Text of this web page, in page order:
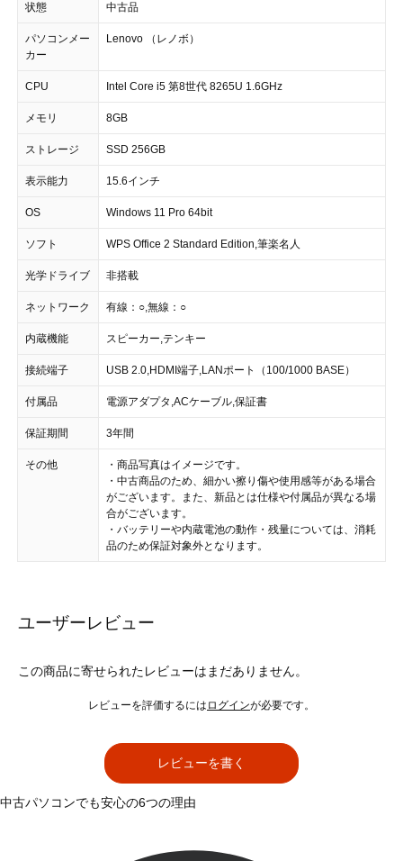
状態 中古品
パソコンメー
カー
Lenovo （レノボ）
CPU Intel Core i5 第8世代 8265U 1.6GHz
メモリ 8GB
ストレージ SSD 256GB
表示能力 15.6インチ
OS Windows 11 Pro 64bit
ソフト WPS Office 2 Standard Edition,筆楽名人
光学ドライブ 非搭載
ネットワーク 有線：○,無線：○
内蔵機能 スピーカー,テンキー
接続端子 USB 2.0,HDMI端子,LANポート（100/1000 BASE）
付属品 電源アダプタ,ACケーブル,保証書
保証期間 3年間
その他
・商品写真はイメージです。
・中古商品のため、細かい擦り傷や使用感等がある場合
がございます。また、新品とは仕様や付属品が異なる場
合がございます。
・バッテリーや内蔵電池の動作・残量については、消耗
品のため保証対象外となります。
ユーザーレビュー
この商品に寄せられたレビューはまだありません。
レビューを評価するには ログインが必要です。
レビューを書く
中古パソコンでも安心の6つの理由